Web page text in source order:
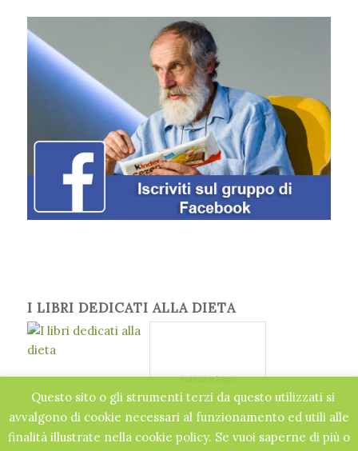
I LIBRI DEDICATI ALLA DIETA
Pubblicità qui
Questo sito o gli strumenti terzi da questo utilizzati si
avvalgono di cookie necessari al funzionamento ed utili alle
finalità illustrate nella cookie policy. Se vuoi saperne di più o